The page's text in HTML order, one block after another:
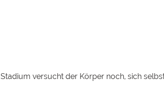
Stadium versucht der Körper noch, sich